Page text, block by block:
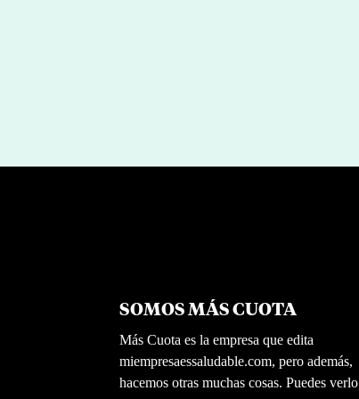
SOMOS MÁS CUOTA
Más Cuota es la empresa que edita
miempresaessaludable.com, pero además,
hacemos otras muchas cosas. Puedes verlo